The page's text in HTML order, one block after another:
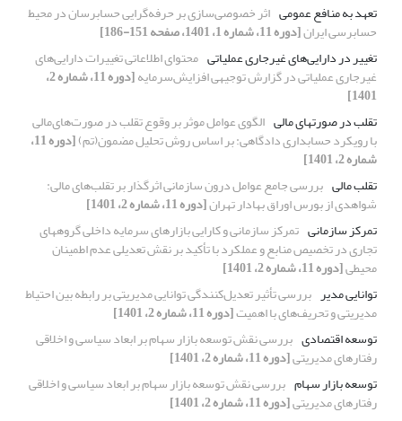
تعهد به منافع عمومی اثر خصوصی‌سازی بر حرفه‌گرایی حسابرسان در محیط
حسابرسی ایران[دوره 11، شماره 1، 1401، صفحه 151-186]
تغییر در دارایی‌های غیرجاری عملیاتی محتوای اطلاعاتی تغییرات دارایی‌های
غیرجاری عملیاتی در گزارش توجیهی افزایش‌سرمایه [دوره 11، شماره 2،
1401]
تقلب در صورت­های مالی الگوی عوامل موثر بر وقوع تقلب در صورت‌های‌مالی
با رویکرد حسابداری دادگاهی: بر اساس روش تحلیل مضمون(تم) [دوره 11،
شماره 2، 1401]
تقلب مالی بررسی جامع عوامل درون سازمانی اثرگذار بر تقلب‌های مالی:
شواهدی از بورس اوراق بهادار تهران[دوره 11، شماره 2، 1401]
تمرکز سازمانی
تمرکز سازمانی و کارایی بازارهای سرمایه داخلی گروه‎های
تجاری در تخصیص منابع و عملکرد با تأکید بر نقش تعدیلی عدم اطمینان
محیطی[دوره 11، شماره 2، 1401]
توانایی مدیر بررسی تأثیر تعدیل‌کنندگی توانایی مدیریتی بر رابطه ‌‌بین احتیاط
مدیریتی و تحریف‌‌های با اهمیت[دوره 11، شماره 2، 1401]
توسعه اقتصادی بررسی نقش توسعه بازار سهام بر ابعاد سیاسی و اخلاقی
رفتارهای مدیریتی[دوره 11، شماره 2، 1401]
توسعه بازار سهام بررسی نقش توسعه بازار سهام بر ابعاد سیاسی و اخلاقی
رفتارهای مدیریتی[دوره 11، شماره 2، 1401]